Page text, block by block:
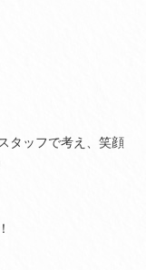
タッフで考え、笑顔